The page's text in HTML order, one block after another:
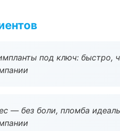
под ключ: быстро,
— без боли, пломба